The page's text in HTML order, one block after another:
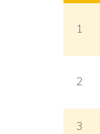
1
2
3